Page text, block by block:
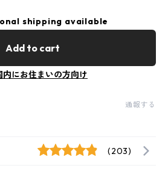
shipping available
Add to cart
内にお住まいの方向け
通報する
(203)